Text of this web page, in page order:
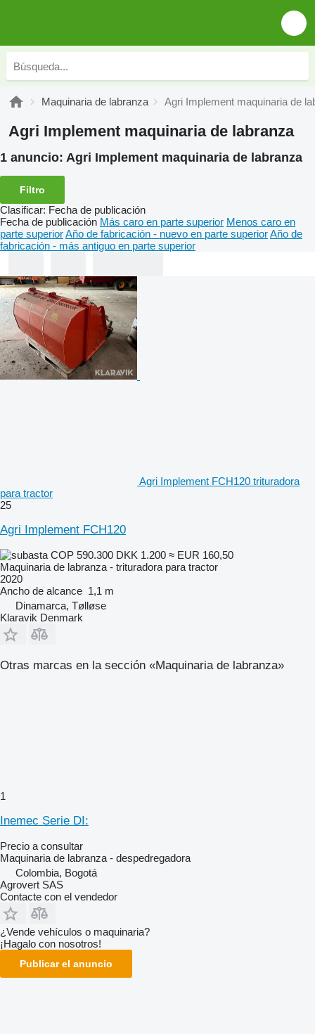
Maquinaria de labranza Agri Implement maquinaria de
Agri Implement maquinaria de labranza
1 anuncio: Agri Implement maquinaria de labranza
Filtro
Clasificar: Fecha de publicación
Fecha de publicación Más caro en parte superior Menos caro en
parte superiorAño de fabricación - nuevo en parte superiorAño de
fabricación - más antiguo en parte superior
Agri Implement FCH120 trituradora
para tractor
25
Agri Implement FCH120
COP 590.300 DKK 1.200 ≈ EUR 160,50
Maquinaria de labranza - trituradora para tractor
2020
Ancho de alcance 1,1 m
Dinamarca, Tølløse
Klaravik Denmark
Otras marcas en la sección «Maquinaria de labranza»
1
Inemec Serie DI:
Precio a consultar
Maquinaria de labranza - despedregadora
Colombia, Bogotá
Agrovert SAS
Contacte con el vendedor
¿Vende vehículos o maquinaria?
¡Hagalo con nosotros!
Publicar el anuncio